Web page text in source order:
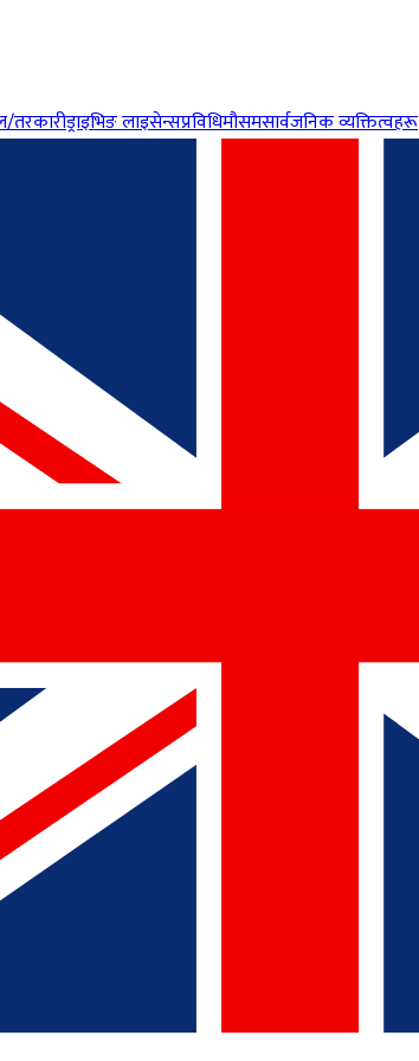
ड्राइभिङ लाइसेन्सप्रविधिमौसमसार्वजनिक व्यक्तित्वहरू